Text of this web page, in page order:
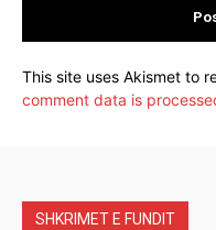
This site uses Akismet to
comment data is
SHKRIMET E FUNDIT